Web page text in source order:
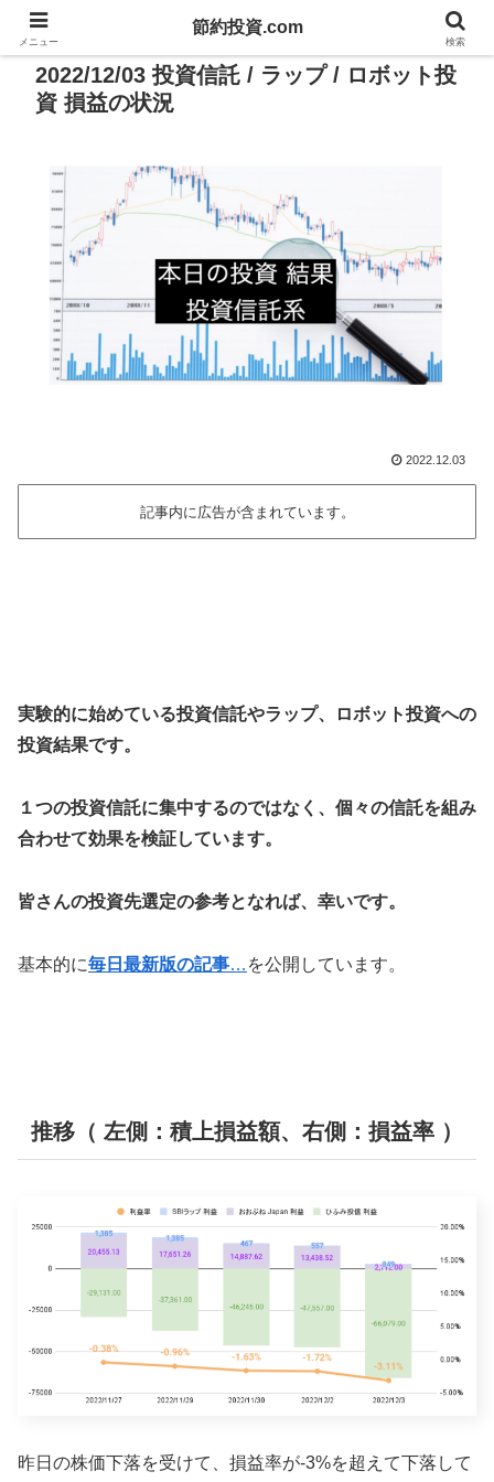
PR
2022/12/03 投資信託 / ラップ / ロボット投
資 損益の状況
2022.12.03
記事内に広告が含まれています。
実験的に始めている投資信託やラップ、ロボット投資への
投資結果です。
１つの投資信託に集中するのではなく、個々の信託を組み
合わせて効果を検証しています。
皆さんの投資先選定の参考となれば、幸いです。
基本的に毎日最新版の記事… を公開しています。
推移（ 左側：積上損益額、右側：損益率 ）
昨日の株価下落を受けて、損益率が-3%を超えて下落して
メニュー
節約投資.com
検索